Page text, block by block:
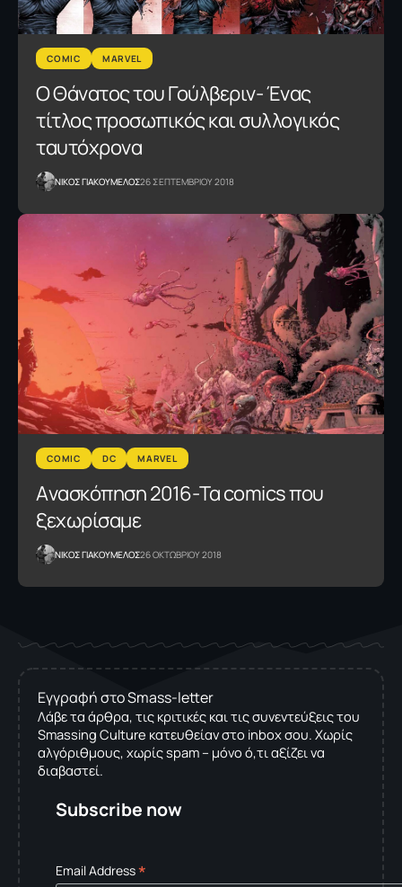
COMIC MARVEL
O Θάνατος του Γούλβεριν- Ένας
τίτλος προσωπικός και συλλογικός
ταυτόχρονα
NΙΚΟΣ ΓΙΑΚΟΥΜΕΛΟΣ26 ΣΕΠΤΕΜΒΡΙΟΥ 2018
COMIC DC MARVEL
Aνασκόπηση 2016-Τα comics που
ξεχωρίσαμε
NΙΚΟΣ ΓΙΑΚΟΥΜΕΛΟΣ26 ΟΚΤΩΒΡΙΟΥ 2018
Εγγραφή στο Smass-letter
Λάβε τα άρθρα, τις κριτικές και τις συνεντεύξεις του
Smassing Culture κατευθείαν στο inbox σου. Χωρίς
αλγόριθμους, χωρίς spam – μόνο ό,τι αξίζει να
διαβαστεί.
Subscribe now
Email Address*